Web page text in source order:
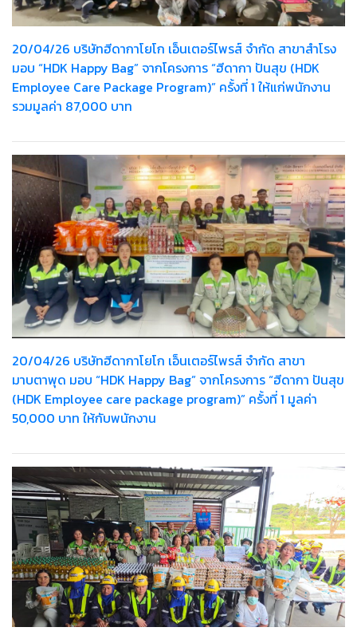
20/04/26 บริษัทฮีดากาโยโก เอ็นเตอร์ไพรส์ จำกัด สาขาสำโรง
มอบ “HDK Happy Bag” จากโครงการ “ฮีดากา ปันสุข (HDK
Employee Care Package Program)” ครั้งที่ 1 ให้แก่พนักงาน
รวมมูลค่า 87,000 บาท
20/04/26 บริษัทฮีดากาโยโก เอ็นเตอร์ไพรส์ จำกัด สาขา
มาบตาพุด มอบ “HDK Happy Bag” จากโครงการ “ฮีดากา ปันสุข
(HDK Employee care package program)” ครั้งที่ 1 มูลค่า
50,000 บาท ให้กับพนักงาน